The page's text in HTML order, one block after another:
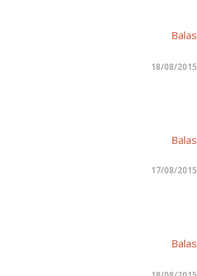
Balas
18/08/2015
Balas
17/08/2015
Balas